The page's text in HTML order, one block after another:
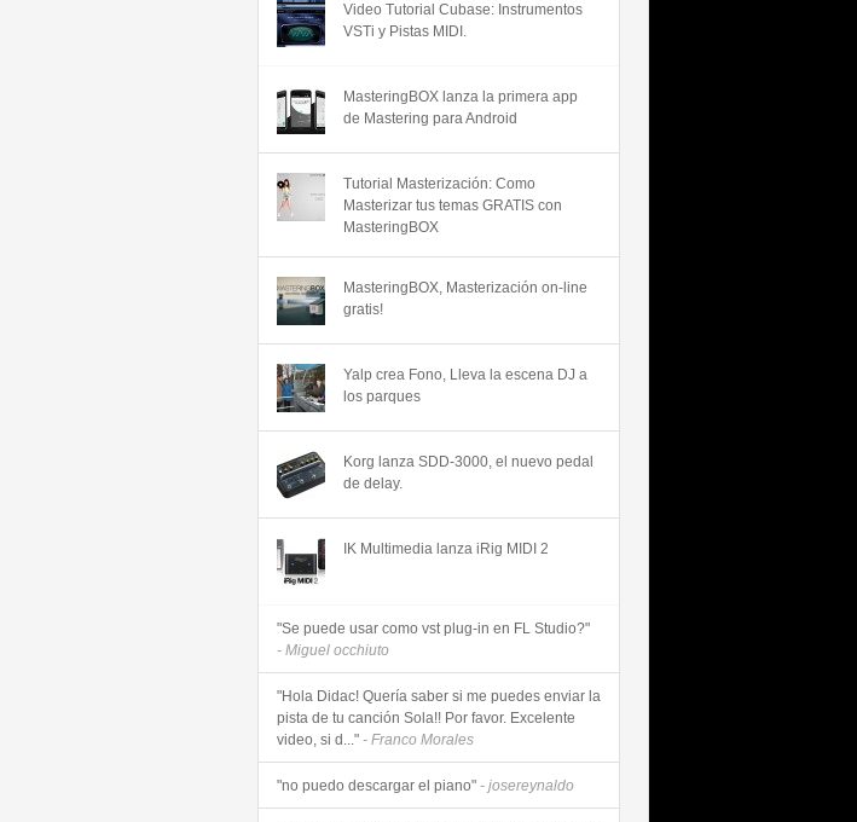
Video Tutorial Cubase: Instrumentos
VSTi y Pistas MIDI.
MasteringBOX lanza la primera app
de Mastering para Android
Tutorial Masterización: Como
Masterizar tus temas GRATIS con
MasteringBOX
MasteringBOX, Masterización on-line
gratis!
Yalp crea Fono, Lleva la escena DJ a
los parques
Korg lanza SDD-3000, el nuevo pedal
de delay.
IK Multimedia lanza iRig MIDI 2
"Se puede usar como vst plug-in en FL Studio?"
- Miguel occhiuto
"Hola Didac! Quería saber si me puedes enviar la
pista de tu canción Sola!! Por favor. Excelente
video, si d..." - Franco Morales
"no puedo descargar el piano" - josereynaldo